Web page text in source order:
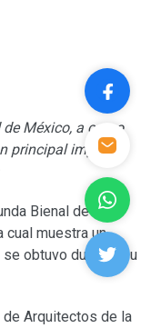
México, a cargo
principal impulsar
Bienal de
cual muestra un
obtuvo durante su
Arquitectos de la